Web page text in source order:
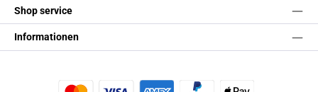
Shop service
Informationen